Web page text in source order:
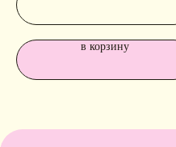
в корзину